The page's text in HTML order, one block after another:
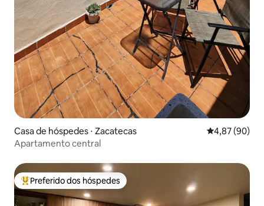
Casa de hóspedes ⋅ Zacatecas 4,87 de uma
4,87 (90)
Apartamento central
Entre os melhores preferidos dos hóspedes
Preferido dos hóspedes